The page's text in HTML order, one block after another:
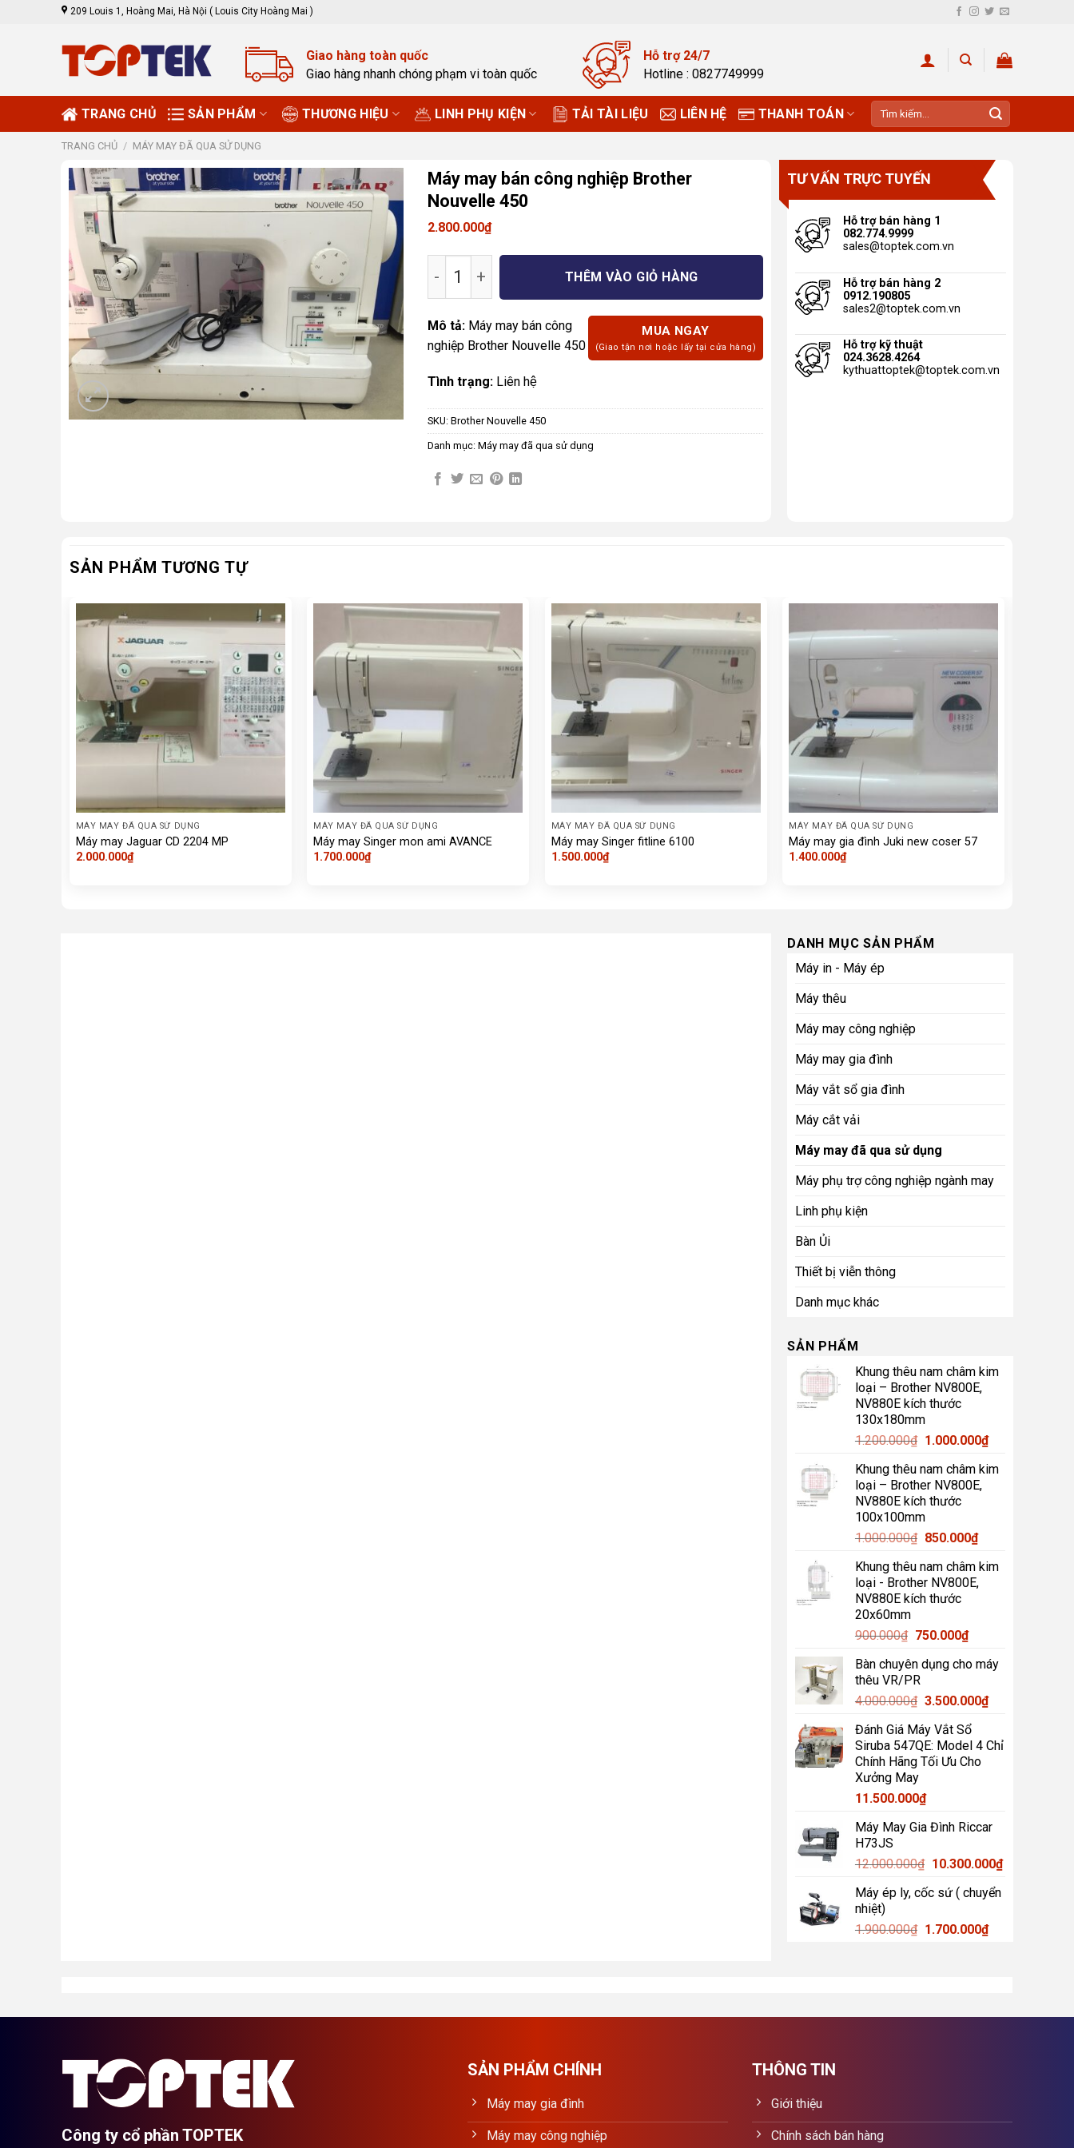
209 Louis 1, Hoàng Mai, Hà Nội ( Louis City Hoàng Mai )
Giao hàng toàn quốc
Giao hàng nhanh chóng phạm vi toàn quốc
Hỗ trợ 24/7
Hotline : 0827749999
TRANG CHỦ SẢN PHẨM THƯƠNG HIỆU LINH PHỤ KIỆN TẢI TÀI LIỆU LIÊN HỆ THANH TOÁN
Tìm
kiếm:
TRANG CHỦ / MÁY MAY ĐÃ QUA SỬ DỤNG
Máy may bán công nghiệp Brother
Nouvelle 450
2.800.000₫
Máy may bán công nghiệp Brother Nouvelle 450 số lượng
THÊM VÀO GIỎ HÀNG
MUA NGAY
(Giao tận nơi hoặc lấy tại cửa hàng)
Mô tả: Máy may bán công
nghiệp Brother Nouvelle 450
Tình trạng: Liên hệ
SKU:Brother Nouvelle 450
Danh mục:Máy may đã qua sử dụng
TƯ VẤN TRỰC TUYẾN
Hỗ trợ bán hàng 1
082.774.9999
sales@toptek.com.vn
Hỗ trợ bán hàng 2
0912.190805
sales2@toptek.com.vn
Hỗ trợ kỹ thuật
024.3628.4264
kythuattoptek@toptek.com.vn
SẢN PHẨM TƯƠNG TỰ
MÁY MAY ĐÃ QUA SỬ DỤNG
Máy may Jaguar CD 2204 MP
2.000.000₫
MÁY MAY ĐÃ QUA SỬ DỤNG
Máy may Singer mon ami AVANCE
1.700.000₫
MÁY MAY ĐÃ QUA SỬ DỤNG
Máy may Singer fitline 6100
1.500.000₫
MÁY MAY ĐÃ QUA SỬ DỤNG
Máy may gia đình Juki new coser 57
1.400.000₫
DANH MỤC SẢN PHẨM
Máy in - Máy ép
Máy thêu
Máy may công nghiệp
Máy may gia đình
Máy vắt sổ gia đình
Máy cắt vải
Máy may đã qua sử dụng
Máy phụ trợ công nghiệp ngành may
Linh phụ kiện
Bàn Ủi
Thiết bị viễn thông
Danh mục khác
SẢN PHẨM
Khung thêu nam châm kim
loại – Brother NV800E,
NV880E kích thước
130x180mm
1.200.000₫ Giá
là:
1.200.000₫.
1.000.000₫Giá
tại
Khung thêu nam châm kim
loại – Brother NV800E,
NV880E kích thước
100x100mm
1.000.000₫ Giá
là:
1.000.000₫.
850.000₫Giá
tại
là:
Khung thêu nam châm kim
loại - Brother NV800E,
NV880E kích thước
20x60mm
900.000₫ Giá
là:
900.000₫.
750.000₫Giá
tại
750.000₫.
Bàn chuyên dụng cho máy
thêu VR/PR
4.000.000₫ Giá
là:
4.000.000₫.
3.500.000₫Giá
là:
Đánh Giá Máy Vắt Sổ
Siruba 547QE: Model 4 Chỉ
Chính Hãng Tối Ưu Cho
Xưởng May
11.500.000₫
Máy May Gia Đình Riccar
H73JS
12.000.000₫ Giá
là:
10.300.000₫Giá
Máy ép ly, cốc sứ ( chuyển
nhiệt)
1.900.000₫ Giá
1.700.000₫Giá
Công ty cổ phần TOPTEK
SẢN PHẨM CHÍNH
Máy may gia đình
Máy may công nghiệp
THÔNG TIN
Giới thiệu
Chính sách bán hàng